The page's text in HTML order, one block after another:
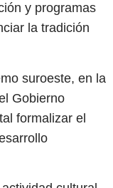
y programas
la tradición
suroeste, en la
Gobierno
formalizar el